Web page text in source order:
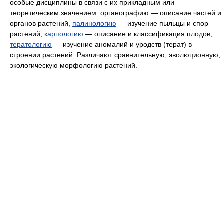
особые дисциплины в связи с их прикладным или
теоретическим значением: органографию — описание частей и
органов растений, палинологию — изучение пыльцы и спор
растений, карпологию — описание и классификация плодов,
тератологию — изучение аномалий и уродств (терат) в
строении растений. Различают сравнительную, эволюционную,
экологическую морфологию растений.